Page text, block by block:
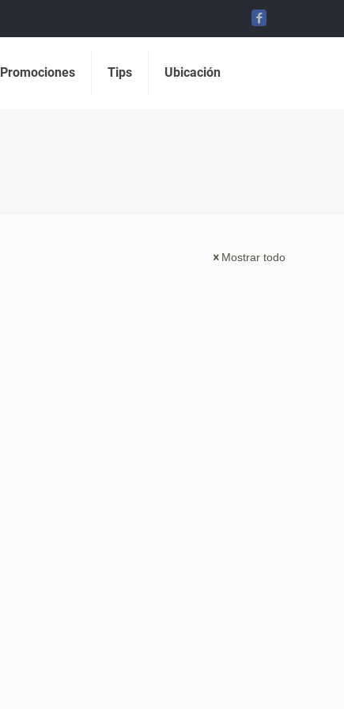
Promociones Tips Ubicación
Mostrar todo